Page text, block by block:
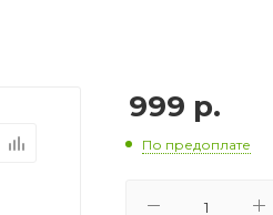
999 р.
По предоплате